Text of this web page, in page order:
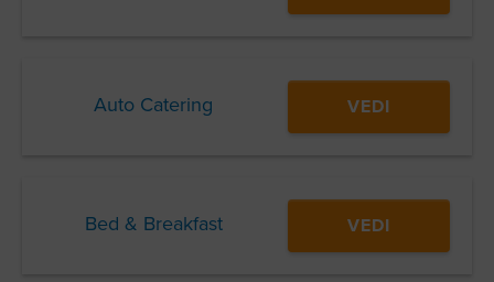
Auto Catering VEDI
Bed & Breakfast VEDI